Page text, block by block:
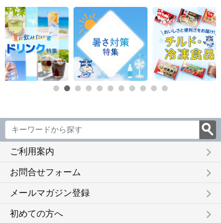
ご利用案内 keyboard_arrow_right
お問合せフォーム keyboard_arrow_right
メールマガジン登録 keyboard_arrow_right
初めての方へ keyboard_arrow_right